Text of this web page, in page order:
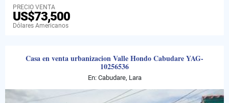
PRECIO VENTA
US$73,500
Dólares Americanos
Casa en venta urbanizacion Valle Hondo Cabudare YAG-
10256536
En: Cabudare, Lara